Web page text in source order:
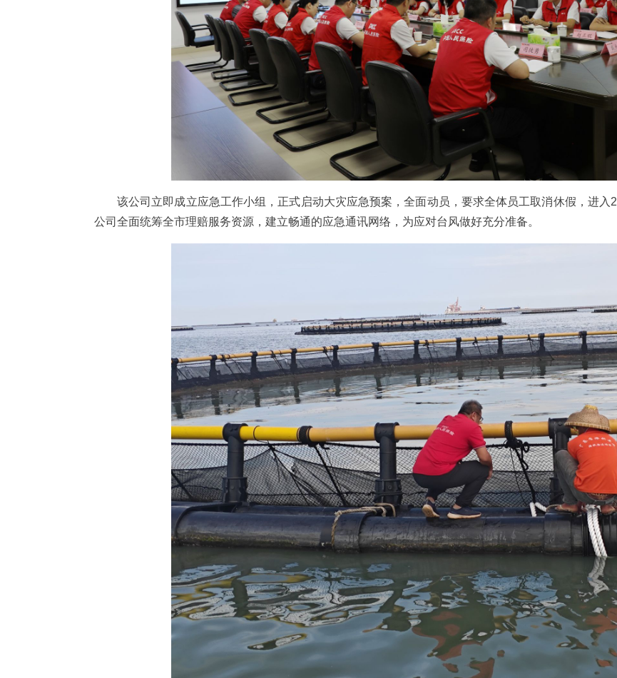
该公司立即成立应急工作小组，正式启动大灾应急预案，全面动员，要求全体员工取消休假，进入
公司全面统筹全市理赔服务资源，建立畅通的应急通讯网络，为应对台风做好充分准备。